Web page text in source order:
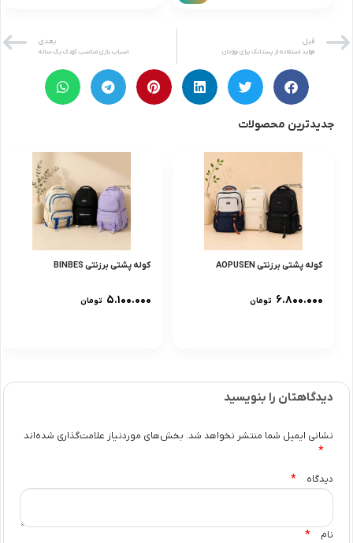
قبل
فواید استفاده از پستانک برای نوزادان
بعدی
اسباب بازی مناسب کودک یک ساله
جدیدترین محصولات
کوله پشتی برزنتی AOPUSEN
۶.۸۰۰.۰۰۰ تومان
کوله پشتی برزنتی BINBES
۵.۱۰۰.۰۰۰ تومان
دیدگاهتان را بنویسید
نشانی ایمیل شما منتشر نخواهد شد. بخش‌های موردنیاز علامت‌گذاری شده‌اند
*
دیدگاه *
نام *